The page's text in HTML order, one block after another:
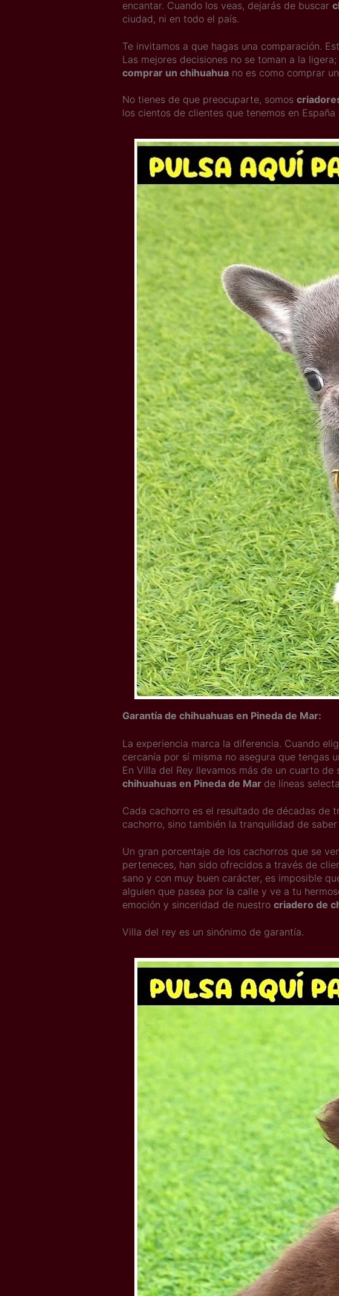
encantar. Cuando los veas, dejarás de buscar
ciudad, ni en todo el país.
Te invitamos a que hagas una comparación.
Las mejores decisiones no se toman a la
comprar un chihuahua no es como comprar
No tienes de que preocuparte, somos
los cientos de clientes que tenemos en
Garantía de chihuahuas en Pineda de Mar:
La experiencia marca la diferencia. Cuando
cercanía por sí misma no asegura que tengas
En Villa del Rey llevamos más de un cuarto
chihuahuas en Pineda de Mar de líneas
Cada cachorro es el resultado de décadas de
cachorro, sino también la tranquilidad de
Un gran porcentaje de los cachorros que se
perteneces, han sido ofrecidos a través de
sano y con muy buen carácter, es imposible
alguien que pasea por la calle y ve a tu
emoción y sinceridad de nuestro criadero de
Villa del rey es un sinónimo de garantía.